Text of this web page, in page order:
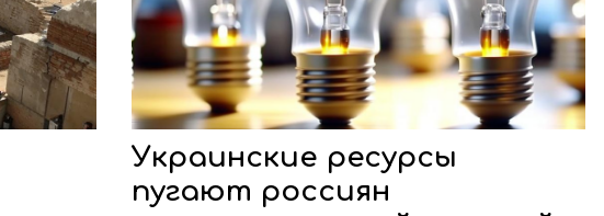
Украинские ресурсы
пугают россиян